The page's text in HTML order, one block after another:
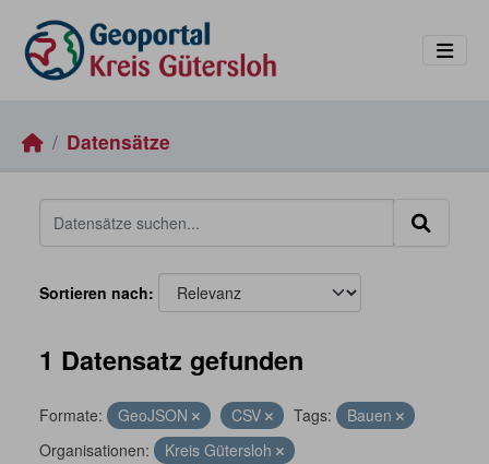
Datensätze
Sortieren nach
1 Datensatz gefunden
Formate: GeoJSON CSV Tags:
Bauen
Organisationen:
Kreis Gütersloh